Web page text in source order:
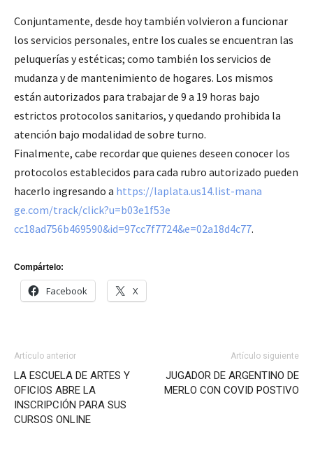
Conjuntamente, desde hoy también volvieron a funcionar
los servicios personales, entre los cuales se encuentran las
peluquerías y estéticas; como también los servicios de
mudanza y de mantenimiento de hogares. Los mismos
están autorizados para trabajar de 9 a 19 horas bajo
estrictos protocolos sanitarios, y quedando prohibida la
atención bajo modalidad de sobre turno.
Finalmente, cabe recordar que quienes deseen conocer los
protocolos establecidos para cada rubro autorizado pueden
hacerlo ingresando a https://laplata.us14.list-mana
ge.com/track/click?u=b03e1f53e
cc18ad756b469590&id=97cc7f7724&e=02a18d4c77.
Compártelo:
Facebook X
Artículo anterior
LA ESCUELA DE ARTES Y
OFICIOS ABRE LA
INSCRIPCIÓN PARA SUS
CURSOS ONLINE
Artículo siguiente
JUGADOR DE ARGENTINO DE
MERLO CON COVID POSTIVO